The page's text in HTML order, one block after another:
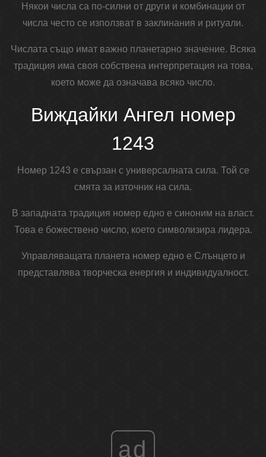
Някои числа са по-силни от други и комбинации от
числа често се използват в заклинания и ритуали.
Числата също имат важно планетарно значение. Всяка
традиция има своя собствена интерпретация на това,
което може да означава всяко число.
Виждайки Ангел номер
1243
Номер 1243 е свързан с универсалната сила. Той се
смята за източник на сила.
В западната традиция номер едно е синоним на власт.
Това е божествено число, което символизира лидера.
Управляващата планета номер едно е Слънцето и
представлява творческа енергия и индивидуалност.
ad